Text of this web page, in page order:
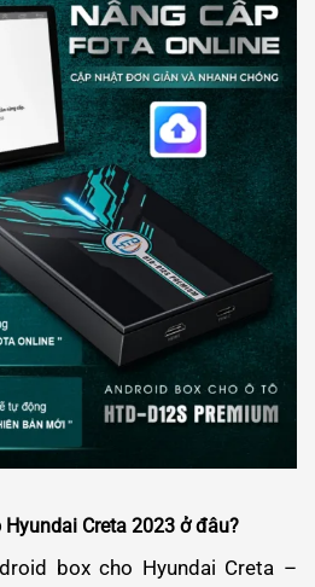
Creta 2023 ở đâu?
box cho Hyundai Creta –